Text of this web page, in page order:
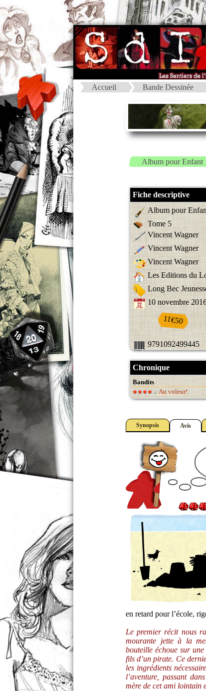
Accueil Bande Dessinée
Album pour Enfant
Fiche descriptive
Album pour
Tome 5
Vincent Wagner
Vincent Wagner
Vincent Wagner
Les Editions du
Long Bec
10 novembre
11€50
9791092499445
Chronique
Bandits
Au voleur!
Synopsis Avis
en retard pour l’école,
Le premier récit nous
mourante jette à la
bouteille échoue sur
fils d’un pirate. Ce
les ingrédients
l’aventure, passant
mère de cet ami lointain